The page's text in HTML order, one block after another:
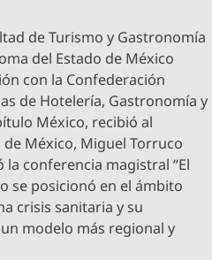
de Turismo y Gastronomía
del Estado de México
con la Confederación
de Hotelería, Gastronomía y
México, recibió al
México, Miguel Torruco
conferencia magistral “El
se posicionó en el ámbito
crisis sanitaria y su
modelo más regional y